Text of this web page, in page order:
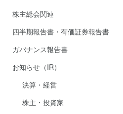
株主総会関連
四半期報告書・有価証券報告書
ガバナンス報告書
お知らせ（IR）
決算・経営
株主・投資家